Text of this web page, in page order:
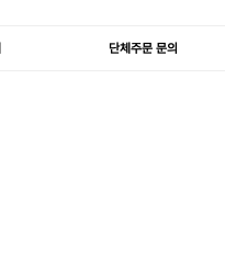
단체주문 문의